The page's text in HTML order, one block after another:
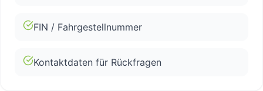
FIN / Fahrgestellnummer
Kontaktdaten für Rückfragen